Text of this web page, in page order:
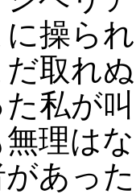
に操ら
だ取れ
た私が
理は
があっ